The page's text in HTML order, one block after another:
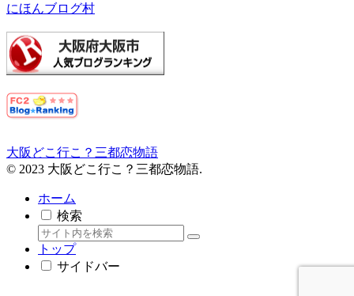
にほんブログ村
大阪どこ行こ？三都恋物語
© 2023 大阪どこ行こ？三都恋物語.
ホーム
検索
トップ
サイドバー